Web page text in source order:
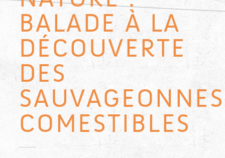
BALADE À LA
DÉCOUVERTE
DES
SAUVAGEONNES
COMESTIBLES-